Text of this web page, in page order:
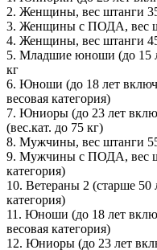
2. Женщины, вес штанги
3. Женщины с ПОДА, вес
4. Женщины, вес штанги
5. Младшие юноши (до 15
кг
6. Юноши (до 18 лет
весовая категория)
7. Юниоры (до 23 лет
(вес.кат. до 75 кг)
8. Мужчины, вес штанги 55
9. Мужчины с ПОДА, вес
категория)
10. Ветераны 2 (старше 50
категория)
11. Юноши (до 18 лет
весовая категория)
12. Юниоры (до 23 лет